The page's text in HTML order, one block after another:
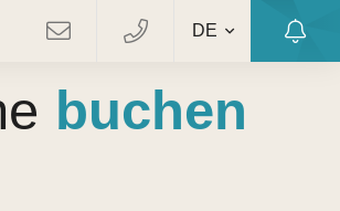
DE
buchen